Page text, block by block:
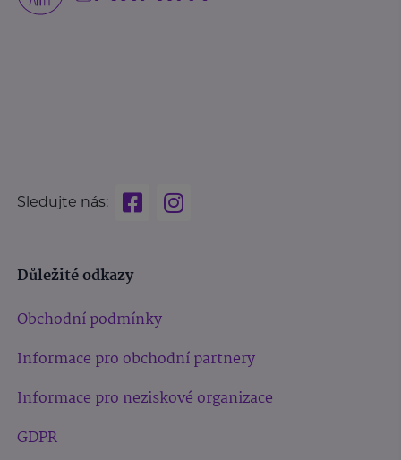
Sledujte nás:
Důležité odkazy
Obchodní podmínky
Informace pro obchodní partnery
Informace pro neziskové organizace
GDPR